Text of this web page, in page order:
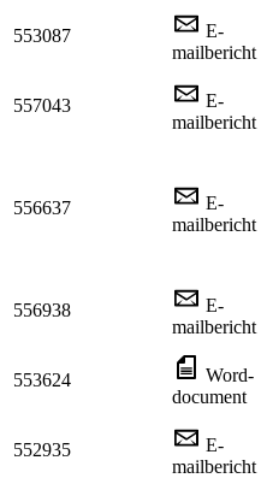
553087
E-
mailbericht
557043
E-
mailbericht
556637
E-
mailbericht
556938
E-
mailbericht
553624
Word-
document
552935
E-
mailbericht